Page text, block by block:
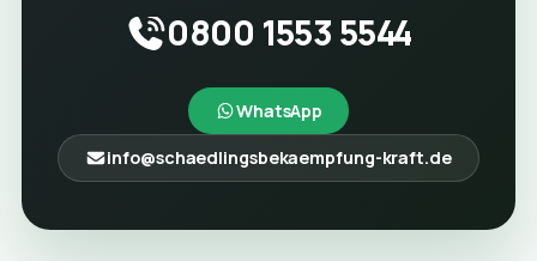
0800 1553 5544
WhatsApp
info@schaedlingsbekaempfung-kraft.de